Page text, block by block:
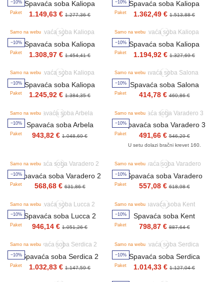
−10%
Paket
Spavaća soba Kaliopa
1.149,63 € 1.277,36 €
−10%
Paket
Spavaća soba Kaliopa
1.362,49 € 1.513,88 €
Samo na webu
−10%
Paket
Spavaća soba Kaliopa
1.308,97 € 1.454,41 €
Samo na webu
−10%
Paket
Spavaća soba Kaliopa
1.194,92 € 1.327,69 €
Samo na webu
−10%
Paket
Spavaća soba Kaliopa
1.245,92 € 1.384,35 €
Samo na webu
−10%
Paket
Spavaća soba Salona
414,78 €460,86 €
Samo na webu
−10%
Paket
Spavaća soba Arbela
943,82 € 1.048,69 €
Samo na webu
−10%
Paket
Spavaća soba Varadero 3
491,66 €546,29 €
U setu dolazi bračni krevet 160.
Samo na webu
−10%
Paket
Spavaća soba Varadero 2
568,68 €631,86 €
Samo na webu
−10%
Paket
Spavaća soba Varadero
557,08 €618,98 €
Samo na webu
−10%
Paket
Spavaća soba Lucca 2
946,14 € 1.051,26 €
Samo na webu
−10%
Paket
Spavaća soba Kent
798,87 €887,64 €
Samo na webu
−10%
Paket
Spavaća soba Serdica 2
1.032,83 € 1.147,59 €
Samo na webu
−10%
Paket
Spavaća soba Serdica
1.014,33 € 1.127,04 €